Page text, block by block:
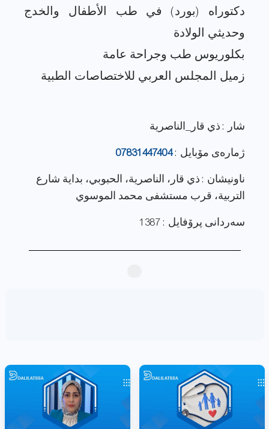
دكتوراه (بورد) في طب الأطفال والخدج
شار : ذي قار_الناصرية
ژماره‌ی مۆبایل :07831447404
ناونيشان : ذي قار، الناصرية، الحبوبي، بداية شارع
التربية، قرب مستشفى محمد الموسوي
سەردانی پرۆفایل : 1387